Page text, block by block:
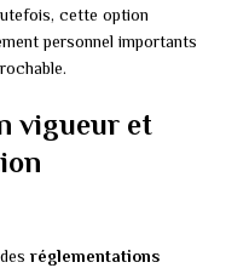
cette option
personnel importants
vigueur et
réglementations